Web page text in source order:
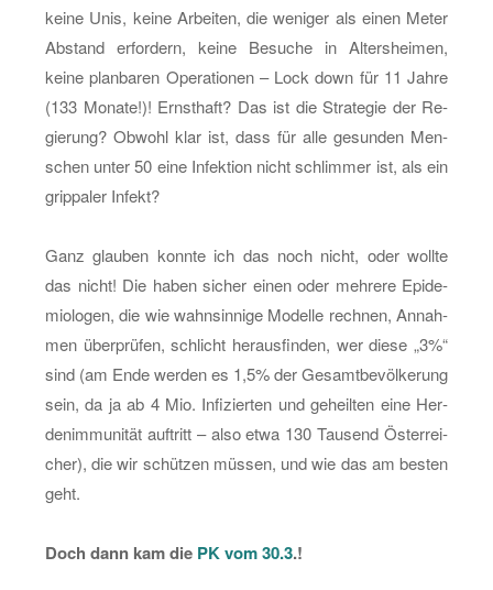
keine Unis, keine Ar­bei­ten, die we­ni­ger als einen Meter
Ab­stand er­for­dern, keine Be­su­che in Al­ters­hei­men,
keine plan­ba­ren Ope­ra­tio­nen – Lock down für 11 Jahre
(133 Mo­na­te!)! Ernst­haft? Das ist die Stra­te­gie der Re­
gie­rung? Ob­wohl klar ist, dass für alle ge­sun­den Men­
schen unter 50 eine In­fek­ti­on nicht schlim­mer ist, als ein
grip­pa­ler In­fekt?
Ganz glau­ben konn­te ich das noch nicht, oder woll­te
das nicht! Die haben si­cher einen oder meh­re­re Epi­de­
mio­lo­gen, die wie wahn­sin­ni­ge Mo­del­le rech­nen, An­nah­
men über­prü­fen, schlicht her­aus­fin­den, wer diese „3%“
sind (am Ende wer­den es 1,5% der Ge­samt­be­völ­ke­rung
sein, da ja ab 4 Mio. In­fi­zier­ten und ge­heil­ten eine Her­
den­im­mu­ni­tät auf­tritt – also etwa 130 Tau­send Ös­ter­rei­
cher), die wir schüt­zen müs­sen, und wie das am bes­ten
geht.
Doch dann kam die PK vom 30.3.!